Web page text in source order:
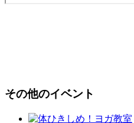
その他のイベント